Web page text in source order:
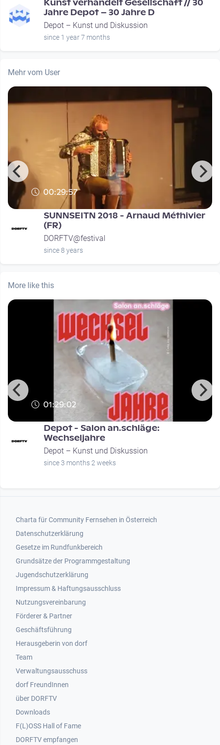
Kunst verhandelt Gesellschaft // 30
Jahre Depot – 30 Jahre D
Depot – Kunst und Diskussion
since 1 year 7 months
Mehr vom User
00:29:57
SUNNSEITN 2018 - Arnaud Méthivier
(FR)
DORFTV@festival
since 8 years
More like this
01:29:02
Depot - Salon an.schläge:
Wechseljahre
Depot – Kunst und Diskussion
since 3 months 2 weeks
Footer 1
Charta für Community Fernsehen in Österreich
Datenschutzerklärung
Gesetze im Rundfunkbereich
Grundsätze der Programmgestaltung
Jugendschutzerklärung
Impressum & Haftungsausschluss
Nutzungsvereinbarung
Footer 2
Förderer & Partner
Geschäftsführung
Herausgeberin von dorf
Team
Verwaltungsausschuss
dorf FreundInnen
Footer 3
über DORFTV
Downloads
F(L)OSS Hall of Fame
Footer 4
DORFTV empfangen